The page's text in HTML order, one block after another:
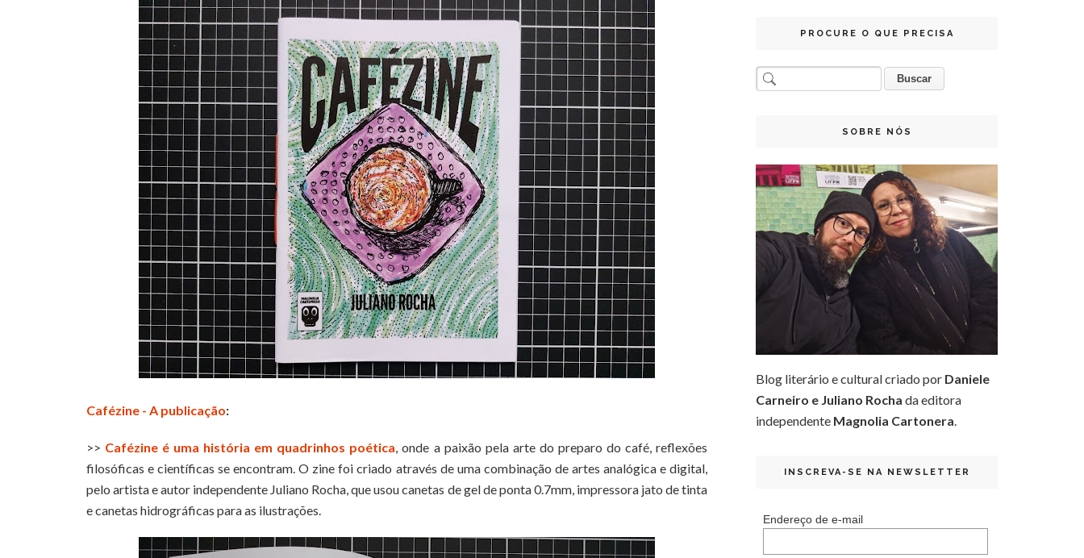
Cafézine - A publicação:
>> Cafézine é uma história em quadrinhos poética, onde a paixão pela arte do preparo do café, reflexões
filosóficas e científicas se encontram. O zine foi criado através de uma combinação de artes analógica e digital,
pelo artista e autor independente Juliano Rocha, que usou canetas de gel de ponta 0.7mm, impressora jato de tinta
e canetas hidrográficas para as ilustrações.
PROCURE O QUE PRECISA
SOBRE NÓS
Blog literário e cultural criado por Daniele
Carneiro e Juliano Rocha da editora
independente Magnolia Cartonera.
INSCREVA-SE NA NEWSLETTER
Endereço de e-mail